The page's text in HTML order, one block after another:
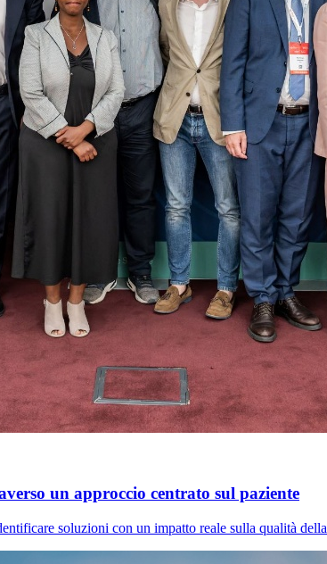
un approccio centrato sul paziente
soluzioni con un impatto reale sulla qualità della